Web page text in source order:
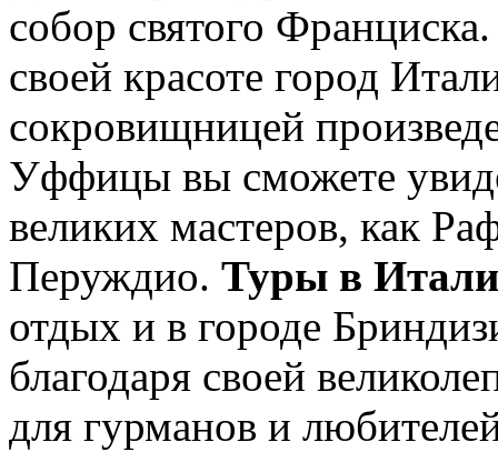
собор святого
своей красоте город
сокровищницей
Уффицы вы сможете
великих мастеров, как
Перуждио. Туры в
отдых и в городе
благодаря своей
для гурманов и